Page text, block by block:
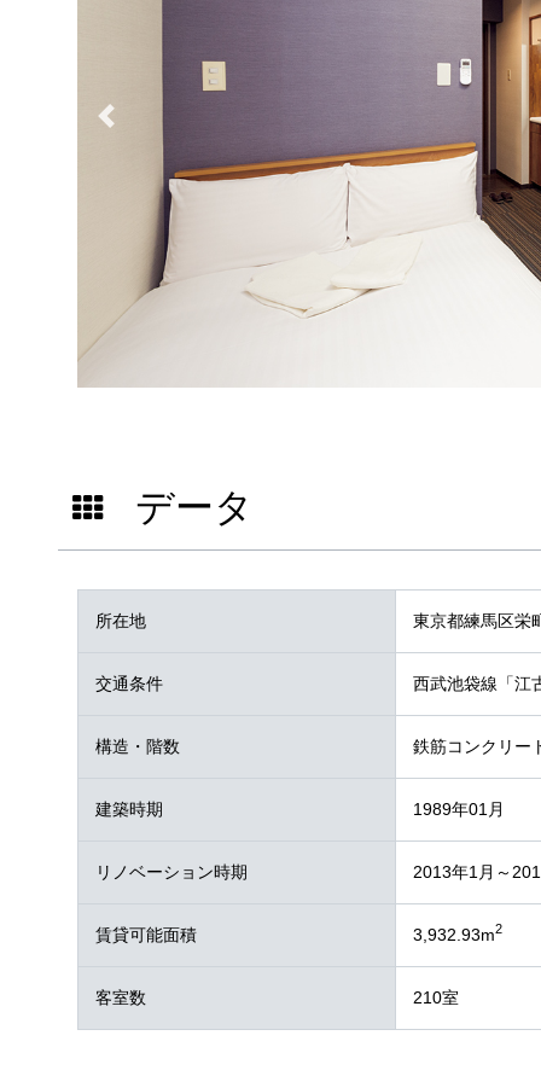
Previous
データ
所在地 東京都練馬区栄
交通条件 西武池袋線「江
構造・階数 鉄筋コンクリー
建築時期 1989年01月
リノベーション時期 2013年1月～
賃貸可能面積 3,932.93m2
客室数 210室